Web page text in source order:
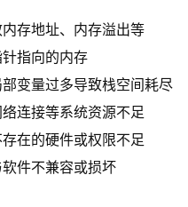
存地址、内存溢出等
指向的内存
变量过多导致栈空间耗尽
连接等系统资源不足
在的硬件或权限不足
件不兼容或损坏